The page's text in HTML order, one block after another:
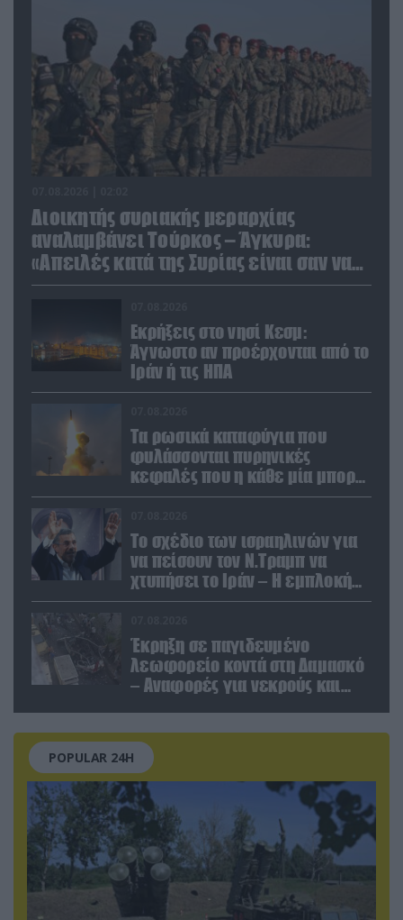
Διοικητής συριακής μεραρχίας
αναλαμβάνει Τούρκος – Άγκυρα:
«Απειλές κατά της Συρίας είναι σαν να
απειλούν εμάς»
Εκρήξεις στο νησί Κεσμ:
Άγνωστο αν προέρχονται από το
Ιράν ή τις ΗΠΑ
Τα ρωσικά καταφύγια που
φυλάσσονται πυρηνικές
κεφαλές που η κάθε μία μπορεί
να καταστρέψει «μία
Το σχέδιο των ισραηλινών για
να πείσουν τον Ν.Τραμπ να
χτυπήσει το Ιράν – Η εμπλοκή
του Μ.Αχμαντινετζάντ
Έκρηξη σε παγιδευμένο
λεωφορείο κοντά στη Δαμασκό
– Αναφορές για νεκρούς και
POPULAR 24H